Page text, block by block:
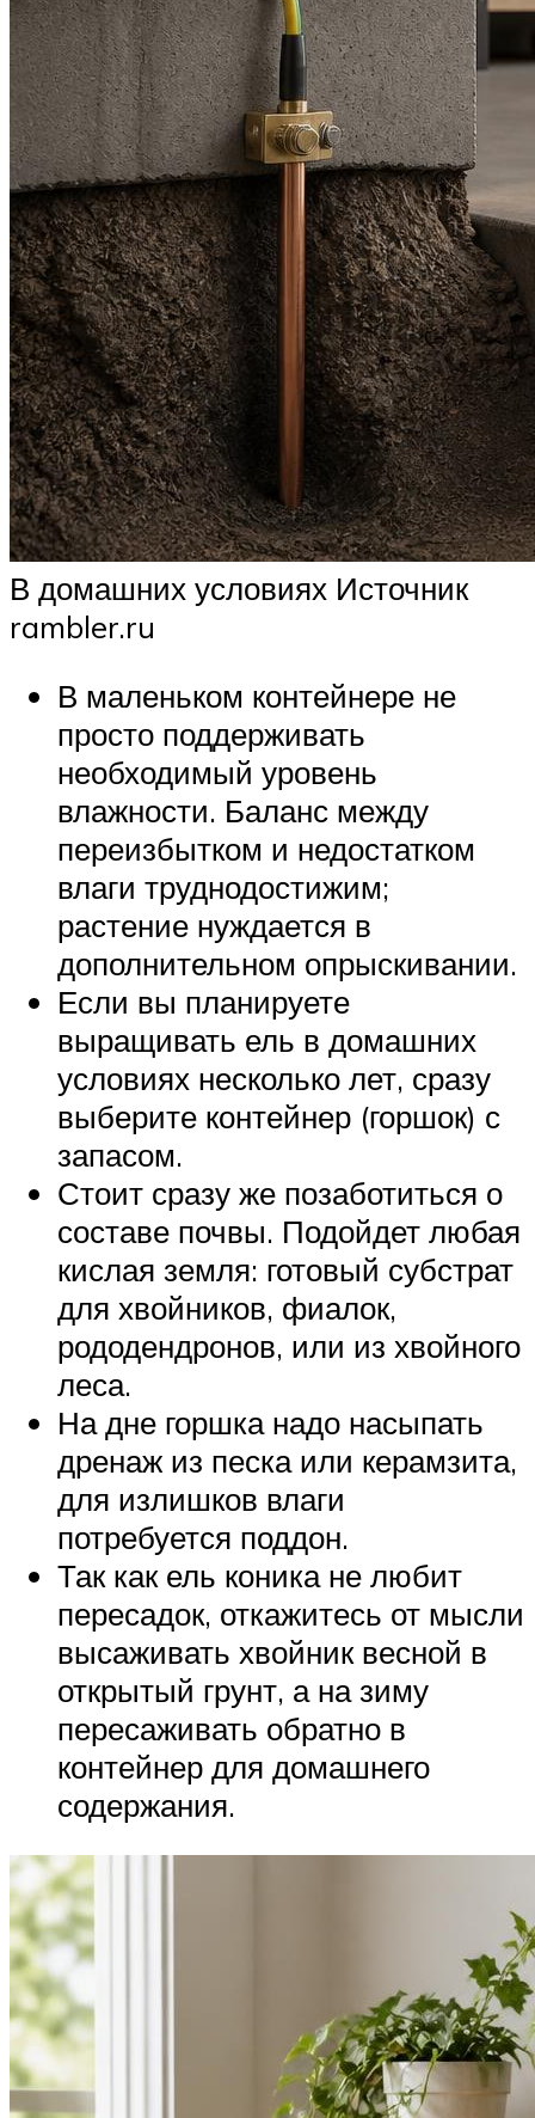
В домашних условиях Источник
rambler.ru
В маленьком контейнере не
просто поддерживать
необходимый уровень
влажности. Баланс между
переизбытком и недостатком
влаги труднодостижим;
растение нуждается в
дополнительном опрыскивании.
Если вы планируете
выращивать ель в домашних
условиях несколько лет, сразу
выберите контейнер (горшок) с
запасом.
Стоит сразу же позаботиться о
составе почвы. Подойдет любая
кислая земля: готовый субстрат
для хвойников, фиалок,
рододендронов, или из хвойного
леса.
На дне горшка надо насыпать
дренаж из песка или керамзита,
для излишков влаги
потребуется поддон.
Так как ель коника не любит
пересадок, откажитесь от мысли
высаживать хвойник весной в
открытый грунт, а на зиму
пересаживать обратно в
контейнер для домашнего
содержания.